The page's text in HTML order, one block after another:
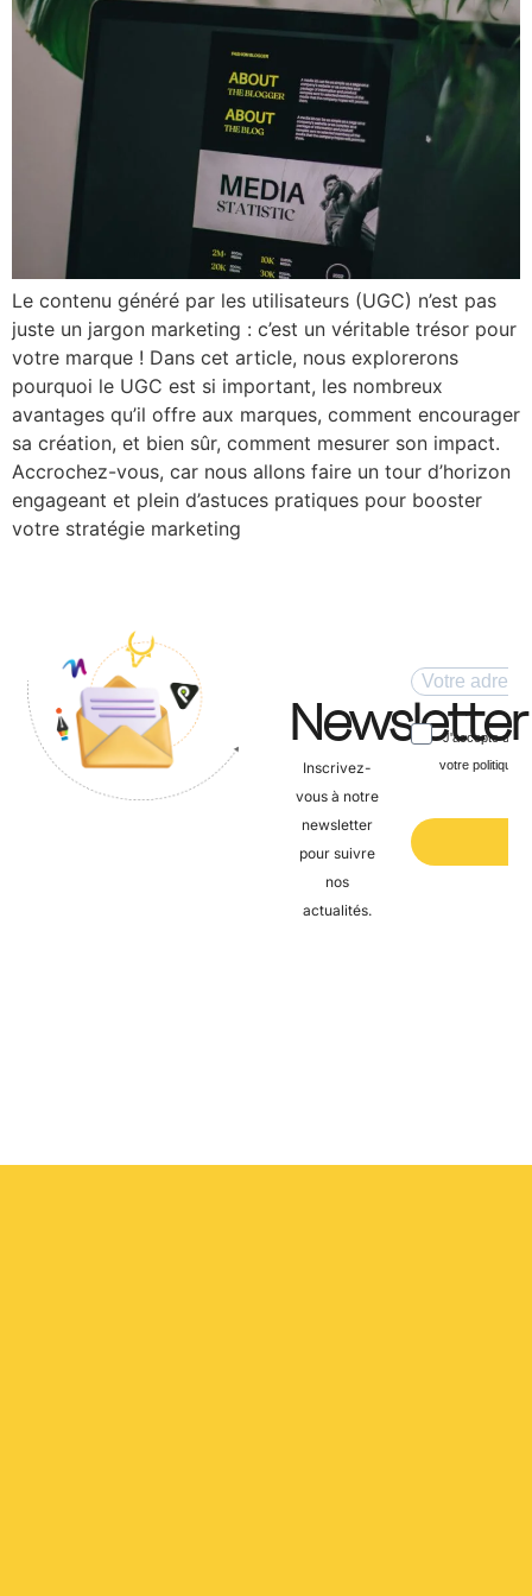
Le contenu généré par les utilisateurs (UGC) n’est pas
juste un jargon marketing : c’est un véritable trésor pour
votre marque ! Dans cet article, nous explorerons
pourquoi le UGC est si important, les nombreux
avantages qu’il offre aux marques, comment encourager
sa création, et bien sûr, comment mesurer son impact.
Accrochez-vous, car nous allons faire un tour d’horizon
engageant et plein d’astuces pratiques pour booster
votre stratégie marketing
Newsletter
Inscrivez-
vous à notre
newsletter
pour suivre
nos
actualités.